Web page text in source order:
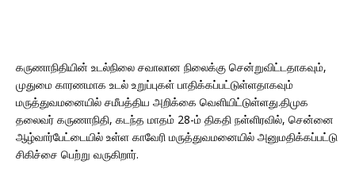
கருணாநிதியின் உடல்நிலை சவாலான நிலைக்கு சென்றுவிட்டதாகவும்,
முதுமை காரணமாக உடல் உறுப்புகள் பாதிக்கப்பட்டுள்ளதாகவும்
மருத்துவமனையில் சமீபத்திய அறிக்கை வெளியிட்டுள்ளது.திமுக
தலைவர் கருணாநிதி, கடந்த மாதம் 28-ம் திகதி நள்ளிரவில், சென்னை
ஆழ்வார்பேட்டையில் உள்ள காவேரி மருத்துவமனையில் அனுமதிக்கப்பட்டு
சிகிச்சை பெற்று வருகிறார்.